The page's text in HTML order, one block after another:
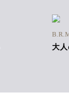
大